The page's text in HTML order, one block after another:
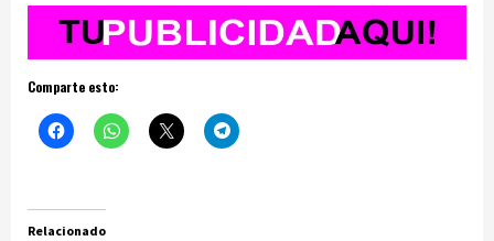
Comparte esto:
Relacionado